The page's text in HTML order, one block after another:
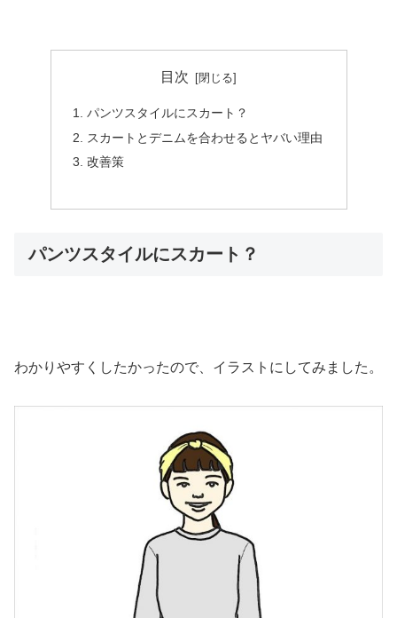
目次
パンツスタイルにスカート？
スカートとデニムを合わせるとヤバい理由
改善策
パンツスタイルにスカート？
わかりやすくしたかったので、イラストにしてみました。